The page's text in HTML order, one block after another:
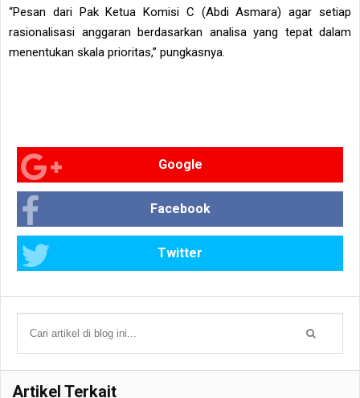
“Pesan dari Pak Ketua Komisi C (Abdi Asmara) agar setiap
rasionalisasi anggaran berdasarkan analisa yang tepat dalam
menentukan skala prioritas,” pungkasnya.
Google
Facebook
Twitter
Artikel Terkait